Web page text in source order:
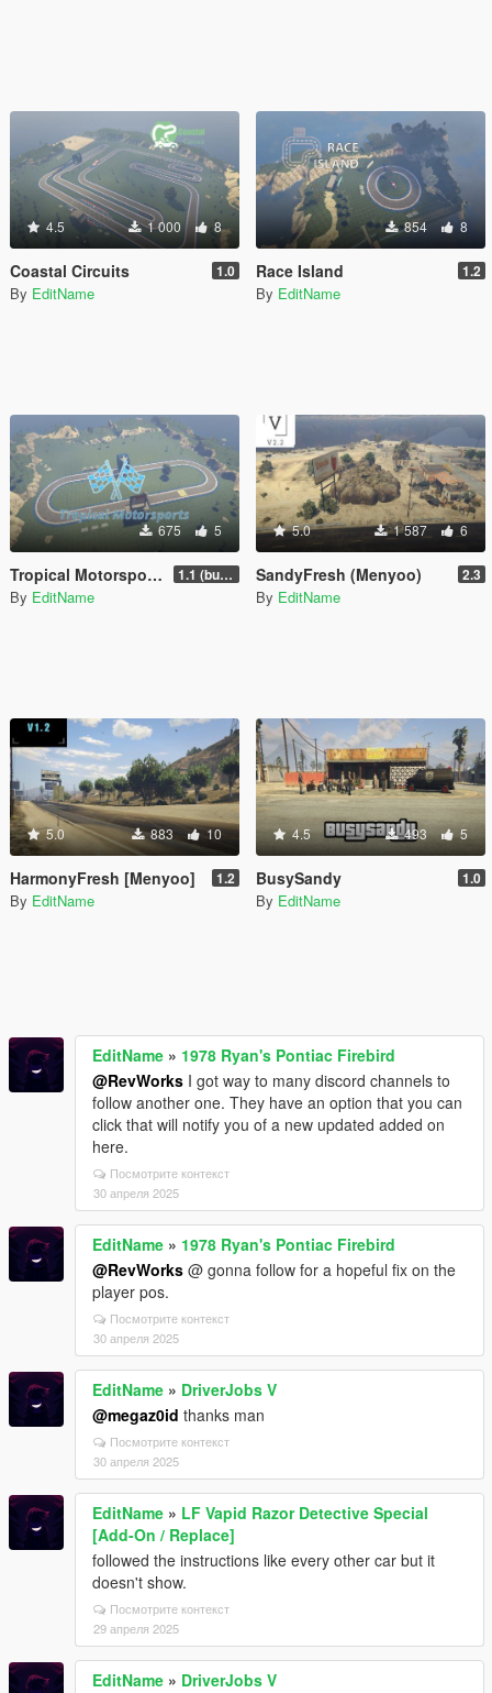
4.5 1 000 8
Coastal Circuits 1.0
By EditName
854 8
Race Island 1.2
By EditName
675 5
Tropical Motorsports 1.1 (bug fix)
By EditName
5.0 1 587 6
SandyFresh (Menyoo) 2.3
By EditName
5.0 883 10
HarmonyFresh [Menyoo] 1.2
By EditName
4.5 493 5
BusySandy 1.0
By EditName
EditName » 1978 Ryan's Pontiac Firebird
@RevWorks I got way to many discord channels to
follow another one. They have an option that you can
click that will notify you of a new updated added on
here.
Посмотрите контекст
30 апреля 2025
EditName » 1978 Ryan's Pontiac Firebird
@RevWorks @ gonna follow for a hopeful fix on the
player pos.
Посмотрите контекст
30 апреля 2025
EditName » DriverJobs V
@megaz0id thanks man
Посмотрите контекст
30 апреля 2025
EditName » LF Vapid Razor Detective Special
[Add-On / Replace]
followed the instructions like every other car but it
doesn't show.
Посмотрите контекст
29 апреля 2025
EditName » DriverJobs V